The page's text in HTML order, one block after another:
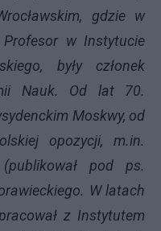
gdzie w
w Instytucie
były członek
Nauk. Od lat 70.
Moskwy, od
opozycji, m.in.
(publikował pod ps.
W latach
z Instytutem